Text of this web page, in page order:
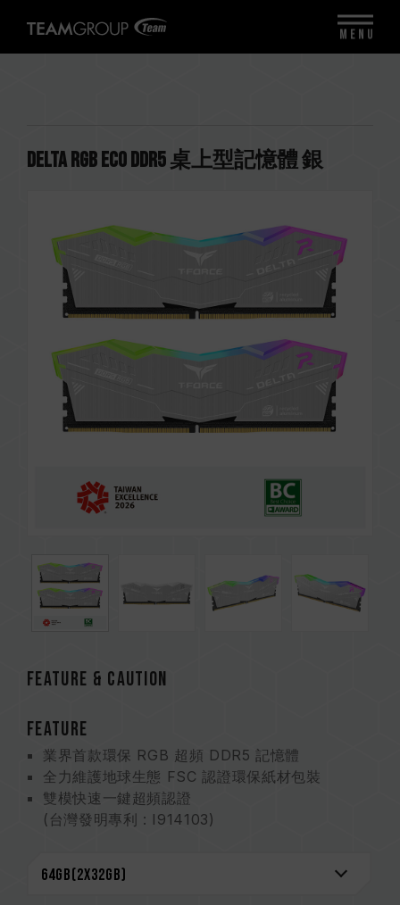
DELTA RGB ECO DDR5 桌上型記憶體 銀
FEATURE & CAUTION
FEATURE
業界首款環保 RGB 超頻 DDR5 記憶體
全力維護地球生態 FSC 認證環保紙材包裝
雙模快速一鍵超頻認證
(台灣發明專利 : I914103)
創新線路結構專利 降低功耗與發熱
MENU